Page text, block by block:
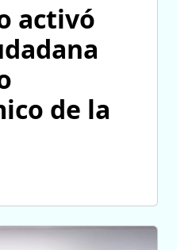
activó
de la